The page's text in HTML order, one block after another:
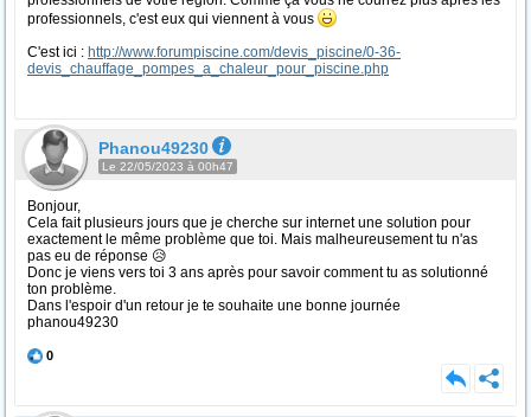
professionnels, c'est eux qui viennent à vous
C'est ici : http://www.forumpiscine.com/devis_piscine/0-36-
devis_chauffage_pompes_a_chaleur_pour_piscine.php
Phanou49230
Le 22/05/2023 à 00h47
Bonjour,
Cela fait plusieurs jours que je cherche sur internet une solution pour
exactement le même problème que toi. Mais malheureusement tu n'as
pas eu de réponse 😥
Donc je viens vers toi 3 ans après pour savoir comment tu as solutionné
ton problème.
Dans l'espoir d'un retour je te souhaite une bonne journée
phanou49230
0